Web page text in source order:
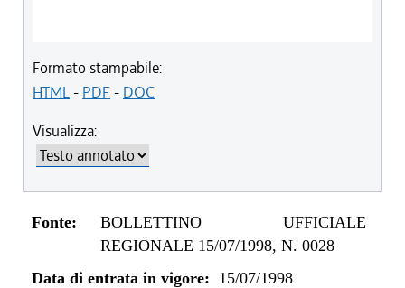
Formato stampabile:
HTML- PDF - DOC
Visualizza:
Fonte:
BOLLETTINO UFFICIALE
REGIONALE 15/07/1998, N. 0028
Data di entrata in vigore: 15/07/1998